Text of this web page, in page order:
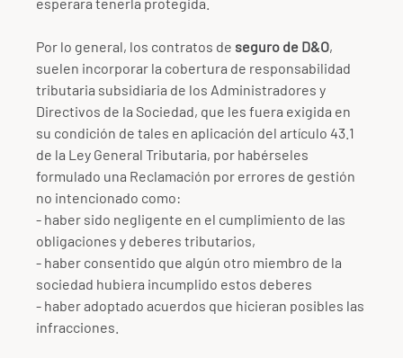
Por lo general, los contratos de seguro de D&O,
suelen incorporar la cobertura de responsabilidad
tributaria subsidiaria de los Administradores y
Directivos de la Sociedad, que les fuera exigida en
su condición de tales en aplicación del artículo 43.1
de la Ley General Tributaria, por habérseles
formulado una Reclamación por errores de gestión
no intencionado como:
- haber sido negligente en el cumplimiento de las
obligaciones y deberes tributarios,
- haber consentido que algún otro miembro de la
sociedad hubiera incumplido estos deberes
- haber adoptado acuerdos que hicieran posibles las
infracciones.